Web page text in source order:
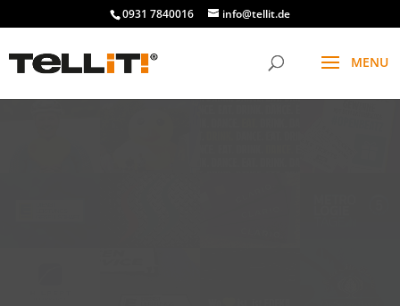
0931 7840016 info@tellit.de